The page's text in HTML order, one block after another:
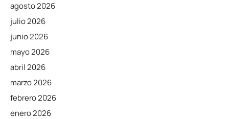
agosto 2026
julio 2026
junio 2026
mayo 2026
abril 2026
marzo 2026
febrero 2026
enero 2026